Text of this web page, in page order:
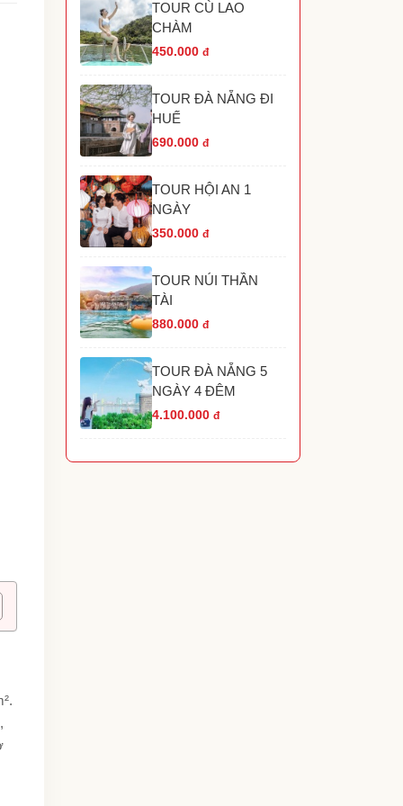
HÒN MÓNG TAY PHÚ QUỐC
HÒN THƠM PHÚ QUỐC
THAM QUAN GRAND WORLD PHÚ
HANG RÁI VĨNH HY NHA TRANG
THÁC YANG BAY NHA TRANG
TOUR CÙ LAO
CHÀM
450.000 đ
TOUR ĐÀ NẴNG ĐI
HUẾ
690.000 đ
TOUR HỘI AN 1
NGÀY
350.000 đ
TOUR NÚI THẦN
TÀI
880.000 đ
TOUR ĐÀ NẴNG 5
NGÀY 4 ĐÊM
4.100.000 đ